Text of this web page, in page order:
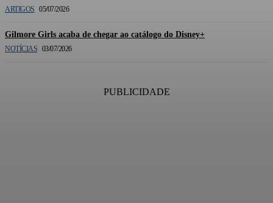
ARTIGOS 05/07/2026
Gilmore Girls acaba de chegar ao catálogo do Disney+
NOTÍCIAS 03/07/2026
PUBLICIDADE